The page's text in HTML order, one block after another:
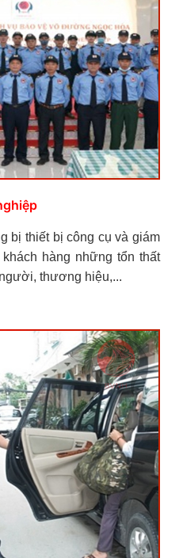
bị thiết bị công cụ và giám
hàng những tổn thất
thương hiệu,...